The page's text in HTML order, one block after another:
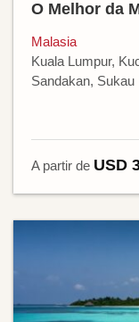
O Melhor da
Malasia
Kuala Lumpur,
Sandakan, Sukau
A partir de USD